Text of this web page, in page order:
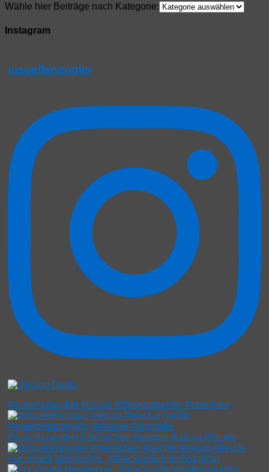
Wähle hier Beiträge nach Kategorie:
Instagram
visuelleneugier
#visuelleneugier #leicaq #blackandwhite #streetpho
#visuelleneugier #menschen #people #leicaq #freude
Für visuell Neugierige . #blackandwhitephotograp